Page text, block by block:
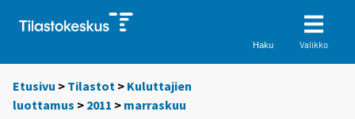
Haku Valikko
Etusivu > Tilastot > Kuluttajien
luottamus > 2011 > marraskuu